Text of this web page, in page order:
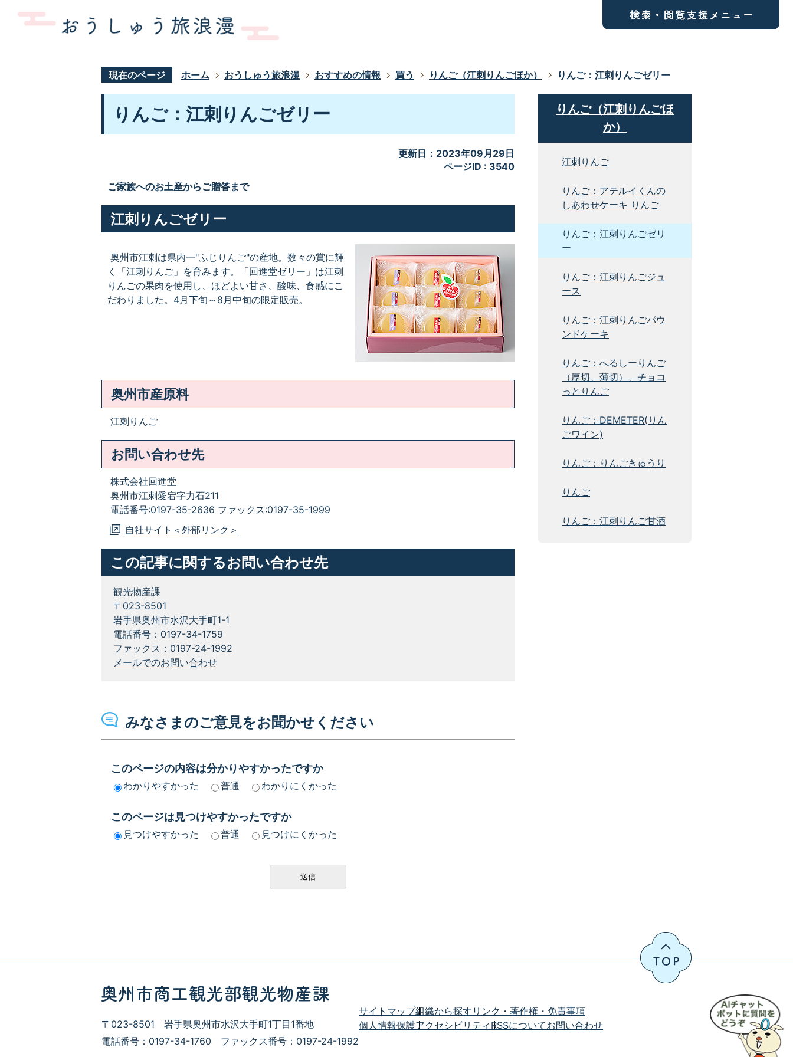
現在のページ ホーム おうしゅう旅浪漫 おすすめの情報 買う りんご（江刺りんごほか） りんご：江刺りんごゼリー
りんご：江刺りんごゼリー
更新日：2023年09月29日
ページID : 3540
ご家族へのお土産からご贈答まで
江刺りんごゼリー
奥州市江刺は県内一"ふじりんご"の産地。数々の賞に輝
く「江刺りんご」を育みます。「回進堂ゼリー」は江刺
りんごの果肉を使用し、ほどよい甘さ、酸味、食感にこ
だわりました。4月下旬～8月中旬の限定販売。
奥州市産原料
江刺りんご
お問い合わせ先
株式会社回進堂
奥州市江刺愛宕字力石211
電話番号:0197-35-2636 ファックス:0197-35-1999
自社サイト＜外部リンク＞
この記事に関するお問い合わせ先
観光物産課
〒023-8501
岩手県奥州市水沢大手町1-1
電話番号：0197-34-1759
ファックス：0197-24-1992
メールでのお問い合わせ
みなさまのご意見をお聞かせください
このページの内容は分かりやすかったですか
わかりやすかった 普通 わかりにくかった
このページは見つけやすかったですか
見つけやすかった 普通 見つけにくかった
りんご（江刺りんごほ
か）
江刺りんご
りんご：アテルイくんの
しあわせケーキ りんご
りんご：江刺りんごゼリ
ー
りんご：江刺りんごジュ
ース
りんご：江刺りんごパウ
ンドケーキ
りんご：へるしーりんご
（厚切、薄切）、チョコ
っとりんご
りんご：DEMETER(りん
ごワイン)
りんご：りんごきゅうり
りんご
りんご：江刺りんご甘酒
〒023-8501 岩手県奥州市水沢大手町1丁目1番地
電話番号：0197-34-1760 ファックス番号：0197-24-1992
サイトマップ組織から探す リンク・著作権・免責事項
個人情報保護アクセシビリティ RSSについてお問い合わせ